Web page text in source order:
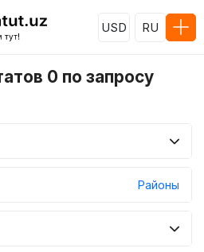
USD RU
0 по запросу
Районы